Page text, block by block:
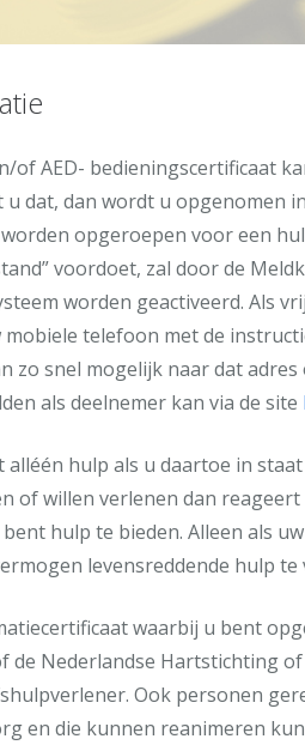
AED- bedieningscertificaat
dat, dan wordt u opgenomen
opgeroepen voor een
voordoet, zal door de
worden geactiveerd. Als
telefoon met de
zo snel mogelijk naar dat
als deelnemer kan via de site
hulp als u daartoe in
of willen verlenen dan reageert
hulp te bieden. Alleen als
levensreddende hulp te
waarbij u bent
de Nederlandse Hartstichting
Ook personen
en die kunnen reanimeren